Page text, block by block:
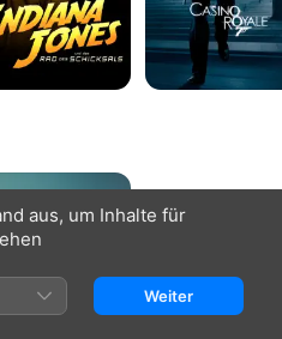
aus, um Inhalte für
Weiter